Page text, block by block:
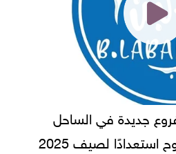
تعلن افتتاح 7 فروع جديدة في الساحل
لصيف 2025